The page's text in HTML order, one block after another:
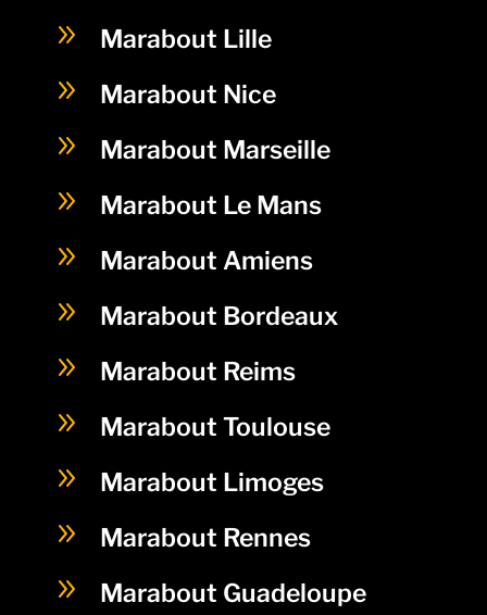
9 Marabout Lille
9 Marabout Nice
9 Marabout Marseille
9 Marabout Le Mans
9 Marabout Amiens
9 Marabout Bordeaux
9 Marabout Reims
9 Marabout Toulouse
9 Marabout Limoges
9 Marabout Rennes
9 Marabout Guadeloupe